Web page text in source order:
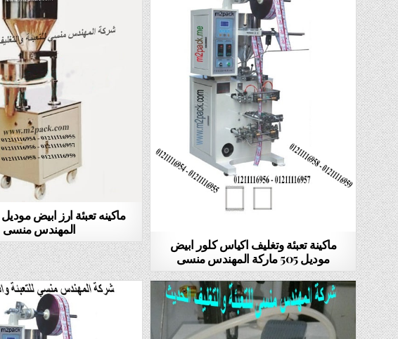
المهندس منسى
ماكينة تعبئة وتغليف اكياس كلور ابيض
موديل 505 ماركة المهندس منسى